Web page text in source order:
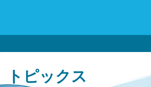
トピックス